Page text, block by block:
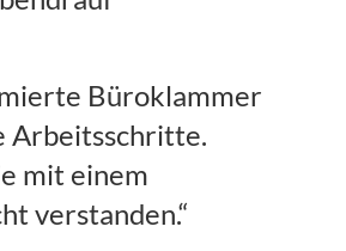
Büroklammer
Arbeitsschritte.
mit einem
verstanden.“